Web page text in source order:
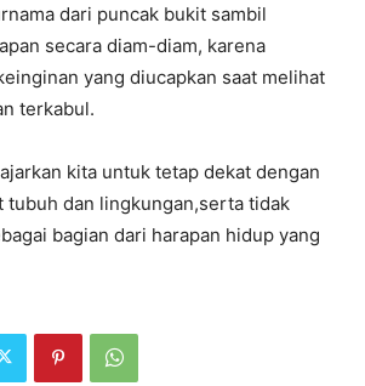
dari puncak bukit sambil
secara diam-diam, karena
yang diucapkan saat melihat
terkabul.
kita untuk tetap dekat dengan
tubuh dan lingkungan,serta tidak
bagian dari harapan hidup yang